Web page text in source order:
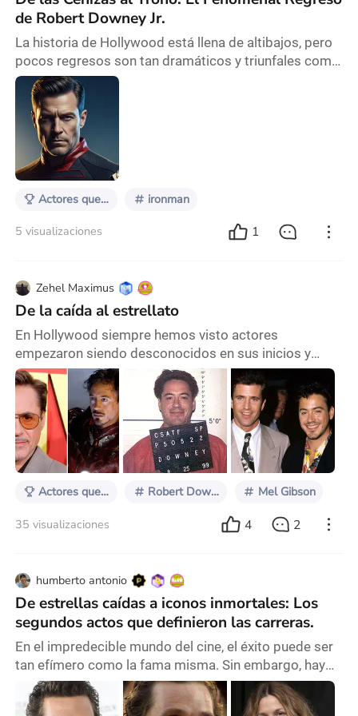
de Robert Downey Jr.
La historia de Hollywood está llena de altibajos, pero
pocos regresos son tan dramáticos y triunfales como
el de Robert Downey Jr. A finales de los años 90 y
principios de los 2000, el talentoso actor parecía
encaminarse hacia una trágica espiral descendente. A
pesar de su innegable potencial, que le valió una
nominación al Óscar por su papel en Chaplin a la
temprana edad de 28 años, su carrera se
Actores que regresaron a lo grande ironman
5 visualizaciones 1
Zehel Maximus
De la caída al estrellato
En Hollywood siempre hemos visto actores
empezaron siendo desconocidos en sus inicios y
luego poco a poco se volvieron grandes estrellas,
también están los actores que al estar el su máximo
esplendor han decaído por diferentes circunstancias,
como el consumo las drogas, bancarrota, problemas
con la ley, etc. Por último están esos personajes que
han cometido errores en su vida por diferentes
motivo
Actores que regresaron a lo grande Robert Downey Jr Mel Gibson
35 visualizaciones 4 2
humberto antonio
De estrellas caídas a iconos inmortales: Los
segundos actos que definieron las carreras.
En el impredecible mundo del cine, el éxito puede ser
tan efímero como la fama misma. Sin embargo, hay
historias que demuestran que una carrera puede tener
un segundo acto, uno incluso más grande que el